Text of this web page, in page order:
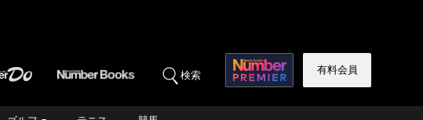
検索 有料会員